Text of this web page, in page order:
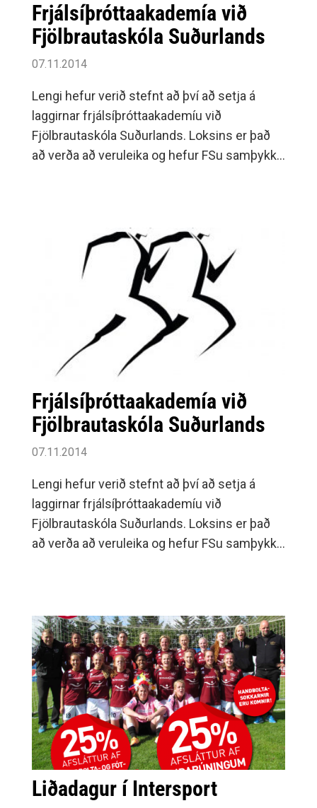
Frjálsíþróttaakademía við
Fjölbrautaskóla Suðurlands
07.11.2014
Lengi hefur verið stefnt að því að setja á
laggirnar frjálsíþróttaakademíu við
Fjölbrautaskóla Suðurlands. Loksins er það
að verða að veruleika og hefur FSu samþykkt
Frjálsíþróttaakademía við
Fjölbrautaskóla Suðurlands
07.11.2014
Lengi hefur verið stefnt að því að setja á
laggirnar frjálsíþróttaakademíu við
Fjölbrautaskóla Suðurlands. Loksins er það
að verða að veruleika og hefur FSu samþykkt
Liðadagur í Intersport